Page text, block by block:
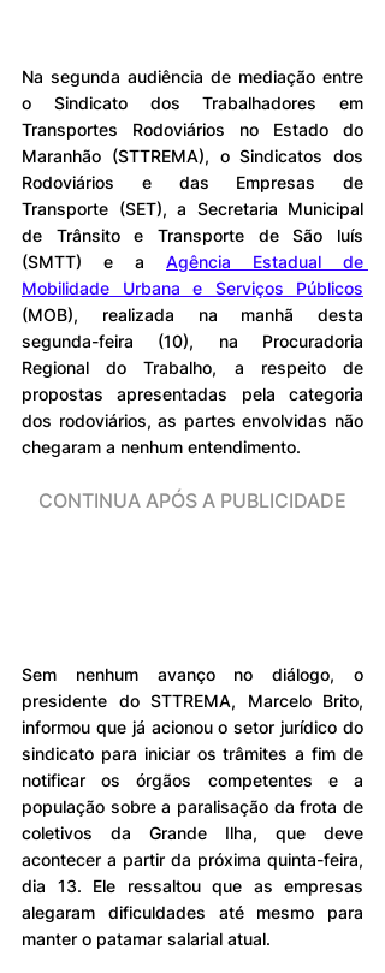
Na segunda audiência de mediação entre
o Sindicato dos Trabalhadores em
Transportes Rodoviários no Estado do
Maranhão (STTREMA), o Sindicatos dos
Rodoviários e das Empresas de
Transporte (SET), a Secretaria Municipal
de Trânsito e Transporte de São luís
(SMTT) e a Agência Estadual de
Mobilidade Urbana e Serviços Públicos
(MOB), realizada na manhã desta
segunda-feira (10), na Procuradoria
Regional do Trabalho, a respeito de
propostas apresentadas pela categoria
dos rodoviários, as partes envolvidas não
chegaram a nenhum entendimento.
CONTINUA APÓS A PUBLICIDADE
Sem nenhum avanço no diálogo, o
presidente do STTREMA, Marcelo Brito,
informou que já acionou o setor jurídico do
sindicato para iniciar os trâmites a fim de
notificar os órgãos competentes e a
população sobre a paralisação da frota de
coletivos da Grande Ilha, que deve
acontecer a partir da próxima quinta-feira,
dia 13. Ele ressaltou que as empresas
alegaram dificuldades até mesmo para
manter o patamar salarial atual.